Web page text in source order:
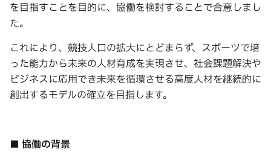
を目指すことを目的に、協働を検討することで合意しまし
た。
これにより、競技人口の拡大にとどまらず、スポーツで培
った能力から未来の人材育成を実現させ、社会課題解決や
ビジネスに応用でき未来を循環させる高度人材を継続的に
創出するモデルの確立を目指します。
■ 協働の背景